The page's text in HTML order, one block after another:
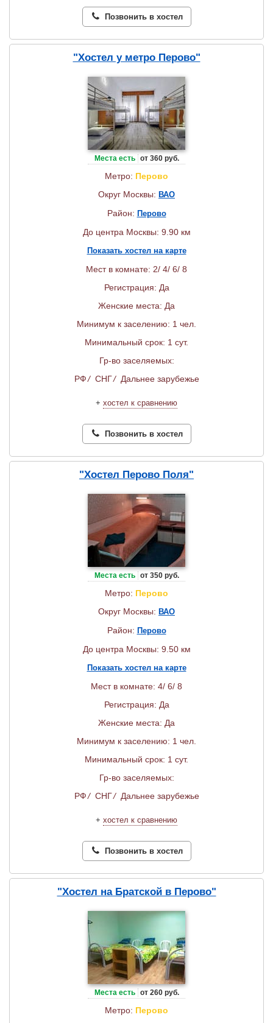
Позвонить в хостел
"Хостел у метро Перово"
Места есть от 360 руб.
Метро: Перово
Округ Москвы: ВАО
Район: Перово
До центра Москвы: 9.90 км
Показать хостел на карте
Мест в комнате: 2/ 4/ 6/ 8
Регистрация: Да
Женские места: Да
Минимум к заселению: 1 чел.
Минимальный срок: 1 сут.
Гр-во заселяемых:
РФ/ СНГ/ Дальнее зарубежье
+ хостел к сравнению
Позвонить в хостел
"Хостел Перово Поля"
Места есть от 350 руб.
Метро: Перово
Округ Москвы: ВАО
Район: Перово
До центра Москвы: 9.50 км
Показать хостел на карте
Мест в комнате: 4/ 6/ 8
Регистрация: Да
Женские места: Да
Минимум к заселению: 1 чел.
Минимальный срок: 1 сут.
Гр-во заселяемых:
РФ/ СНГ/ Дальнее зарубежье
+ хостел к сравнению
Позвонить в хостел
"Хостел на Братской в Перово"
Места есть от 260 руб.
Метро: Перово